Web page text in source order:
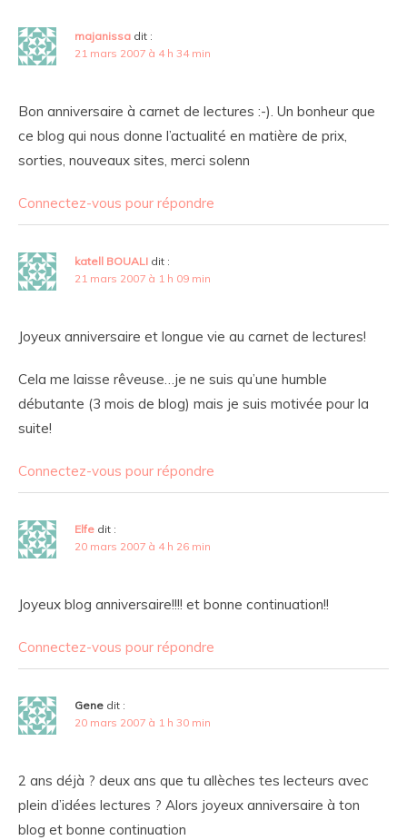
majanissa dit :
21 mars 2007 à 4 h 34 min
Bon anniversaire à carnet de lectures :-). Un bonheur que
ce blog qui nous donne l’actualité en matière de prix,
sorties, nouveaux sites, merci solenn
Connectez-vous pour répondre
katell BOUALI dit :
21 mars 2007 à 1 h 09 min
Joyeux anniversaire et longue vie au carnet de lectures!
Cela me laisse rêveuse…je ne suis qu’une humble
débutante (3 mois de blog) mais je suis motivée pour la
suite!
Connectez-vous pour répondre
Elfe dit :
20 mars 2007 à 4 h 26 min
Joyeux blog anniversaire!!!! et bonne continuation!!
Connectez-vous pour répondre
Gene dit :
20 mars 2007 à 1 h 30 min
2 ans déjà ? deux ans que tu allèches tes lecteurs avec
plein d’idées lectures ? Alors joyeux anniversaire à ton
blog et bonne continuation